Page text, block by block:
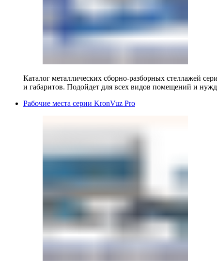
Каталог металлических сборно-разборных стеллажей
и габаритов. Подойдет для всех видов помещений и
Рабочие места серии KronVuz Pro